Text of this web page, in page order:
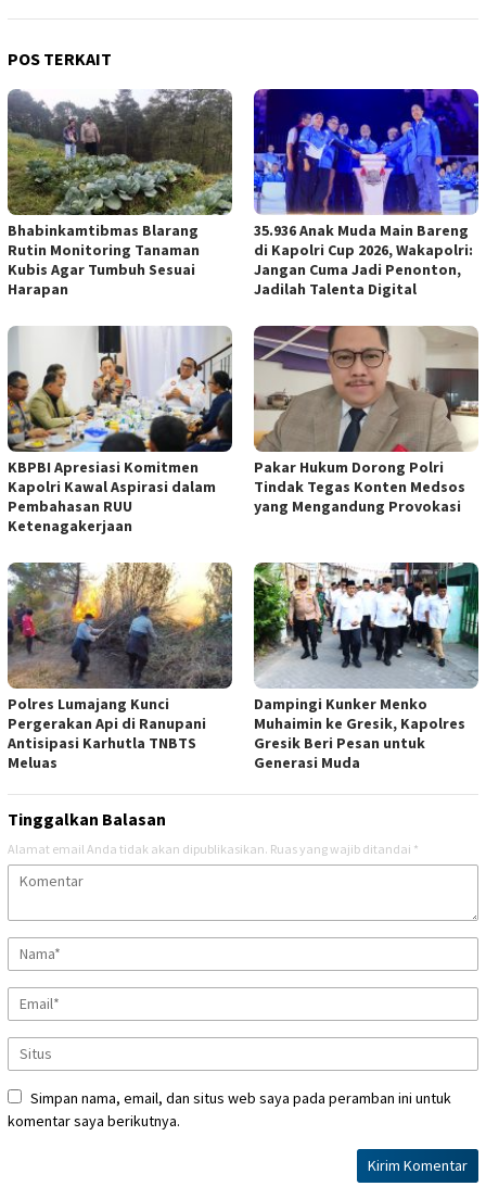
POS TERKAIT
Bhabinkamtibmas Blarang
Rutin Monitoring Tanaman
Kubis Agar Tumbuh Sesuai
Harapan
35.936 Anak Muda Main Bareng
di Kapolri Cup 2026, Wakapolri:
Jangan Cuma Jadi Penonton,
Jadilah Talenta Digital
KBPBI Apresiasi Komitmen
Kapolri Kawal Aspirasi dalam
Pembahasan RUU
Ketenagakerjaan
Pakar Hukum Dorong Polri
Tindak Tegas Konten Medsos
yang Mengandung Provokasi
Polres Lumajang Kunci
Pergerakan Api di Ranupani
Antisipasi Karhutla TNBTS
Meluas
Dampingi Kunker Menko
Muhaimin ke Gresik, Kapolres
Gresik Beri Pesan untuk
Generasi Muda
Tinggalkan Balasan
Alamat email Anda tidak akan dipublikasikan. Ruas yang wajib ditandai *
Simpan nama, email, dan situs web saya pada peramban ini untuk
komentar saya berikutnya.